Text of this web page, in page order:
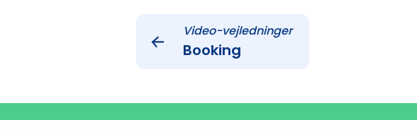
← Video-vejledninger
Booking